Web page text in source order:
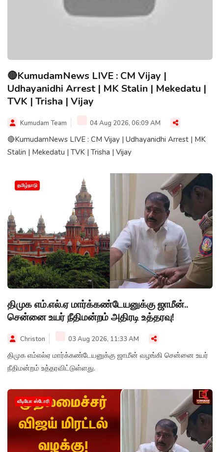
🔴KumudamNews LIVE : CM Vijay |
Udhayanidhi Arrest | MK Stalin | Mekedatu |
TVK | Trisha | Vijay
Kumudam Team 04 Aug 2026, 06:09 AM
🔴KumudamNews LIVE : CM Vijay | Udhayanidhi Arrest | MK
Stalin | Mekedatu | TVK | Trisha | Vijay
தமிழ்நாடு
திமுக எம்.எல்.ஏ மார்க்கண்டேயனுக்கு ஜாமீன்..
சென்னை உயர் நீதிமன்றம் அதிரடி உத்தரவு!
Christon 03 Aug 2026, 11:33 AM
திமுக எம்எல்ஏ மார்க்கண்டேயனுக்கு ஜாமீன் வழங்கி சென்னை உயர்
நீதிமன்றம் உத்தரவிட்டுள்ளது.
வீடியோ ஸ்டோரி